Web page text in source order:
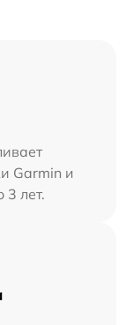
Garmin и
3 лет.